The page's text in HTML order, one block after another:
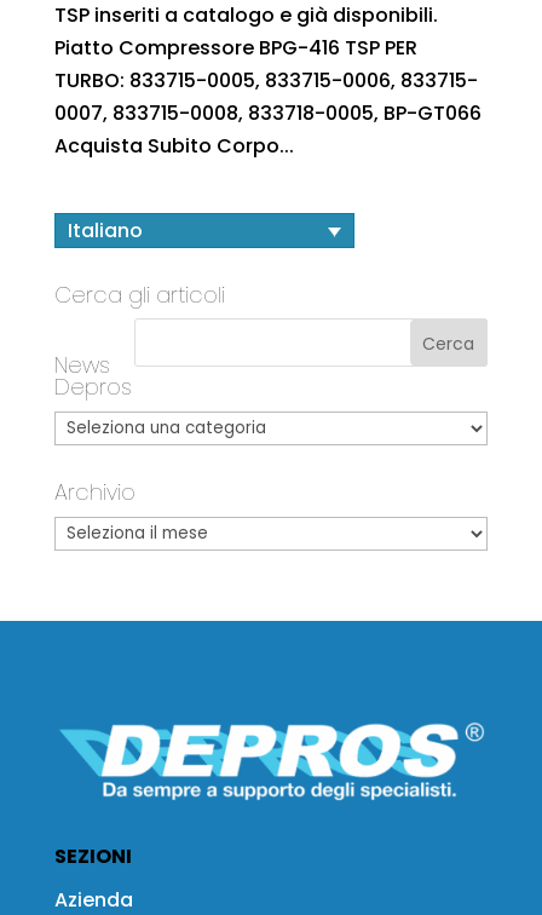
TSP inseriti a catalogo e già disponibili.
Piatto Compressore BPG-416 TSP PER
TURBO: 833715-0005, 833715-0006, 833715-
0007, 833715-0008, 833718-0005, BP-GT066
Acquista Subito Corpo...
Italiano
Cerca gli articoli
News
Depros
Archivio
SEZIONI
Azienda